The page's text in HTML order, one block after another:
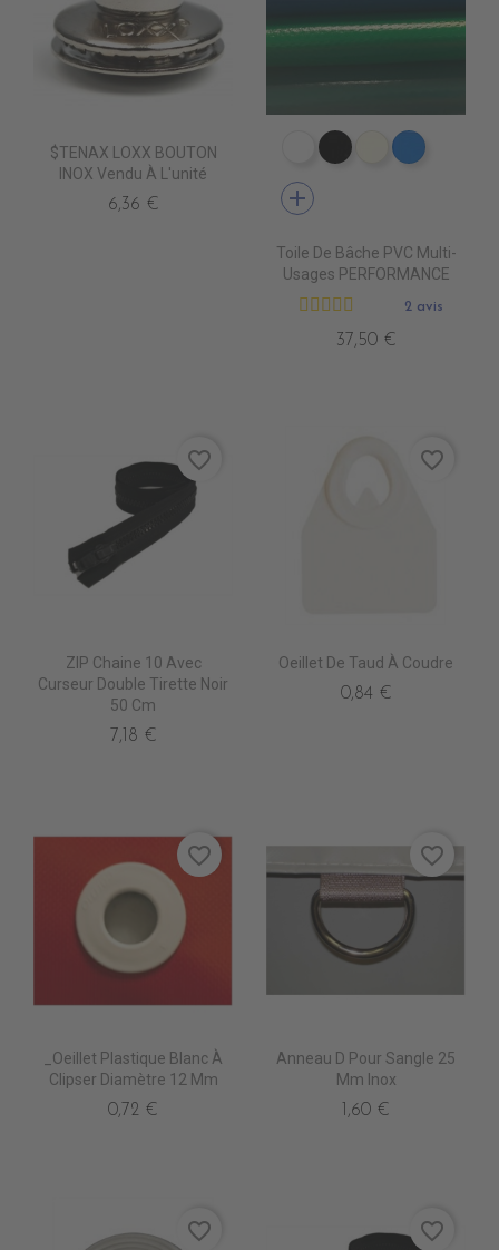
$TENAX LOXX BOUTON
INOX Vendu À L'unité
6,36 €
PE0400 BLANC
PE0440 NOIR
PE0490PE0410
add
Toile De Bâche PVC Multi-
Usages PERFORMANCE
2 avis
37,50 €
ZIP Chaine 10 Avec
Curseur Double Tirette Noir
50 Cm
7,18 €
favorite_border
Oeillet De Taud À Coudre
0,84 €
favorite_border
_Oeillet Plastique Blanc À
Clipser Diamètre 12 Mm
0,72 €
favorite_border
Anneau D Pour Sangle 25
Mm Inox
1,60 €
favorite_border
favorite_border favorite_border